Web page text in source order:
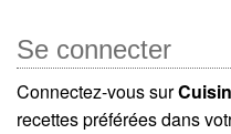
Se connecter
Connectez-vous sur
recettes préférées dans